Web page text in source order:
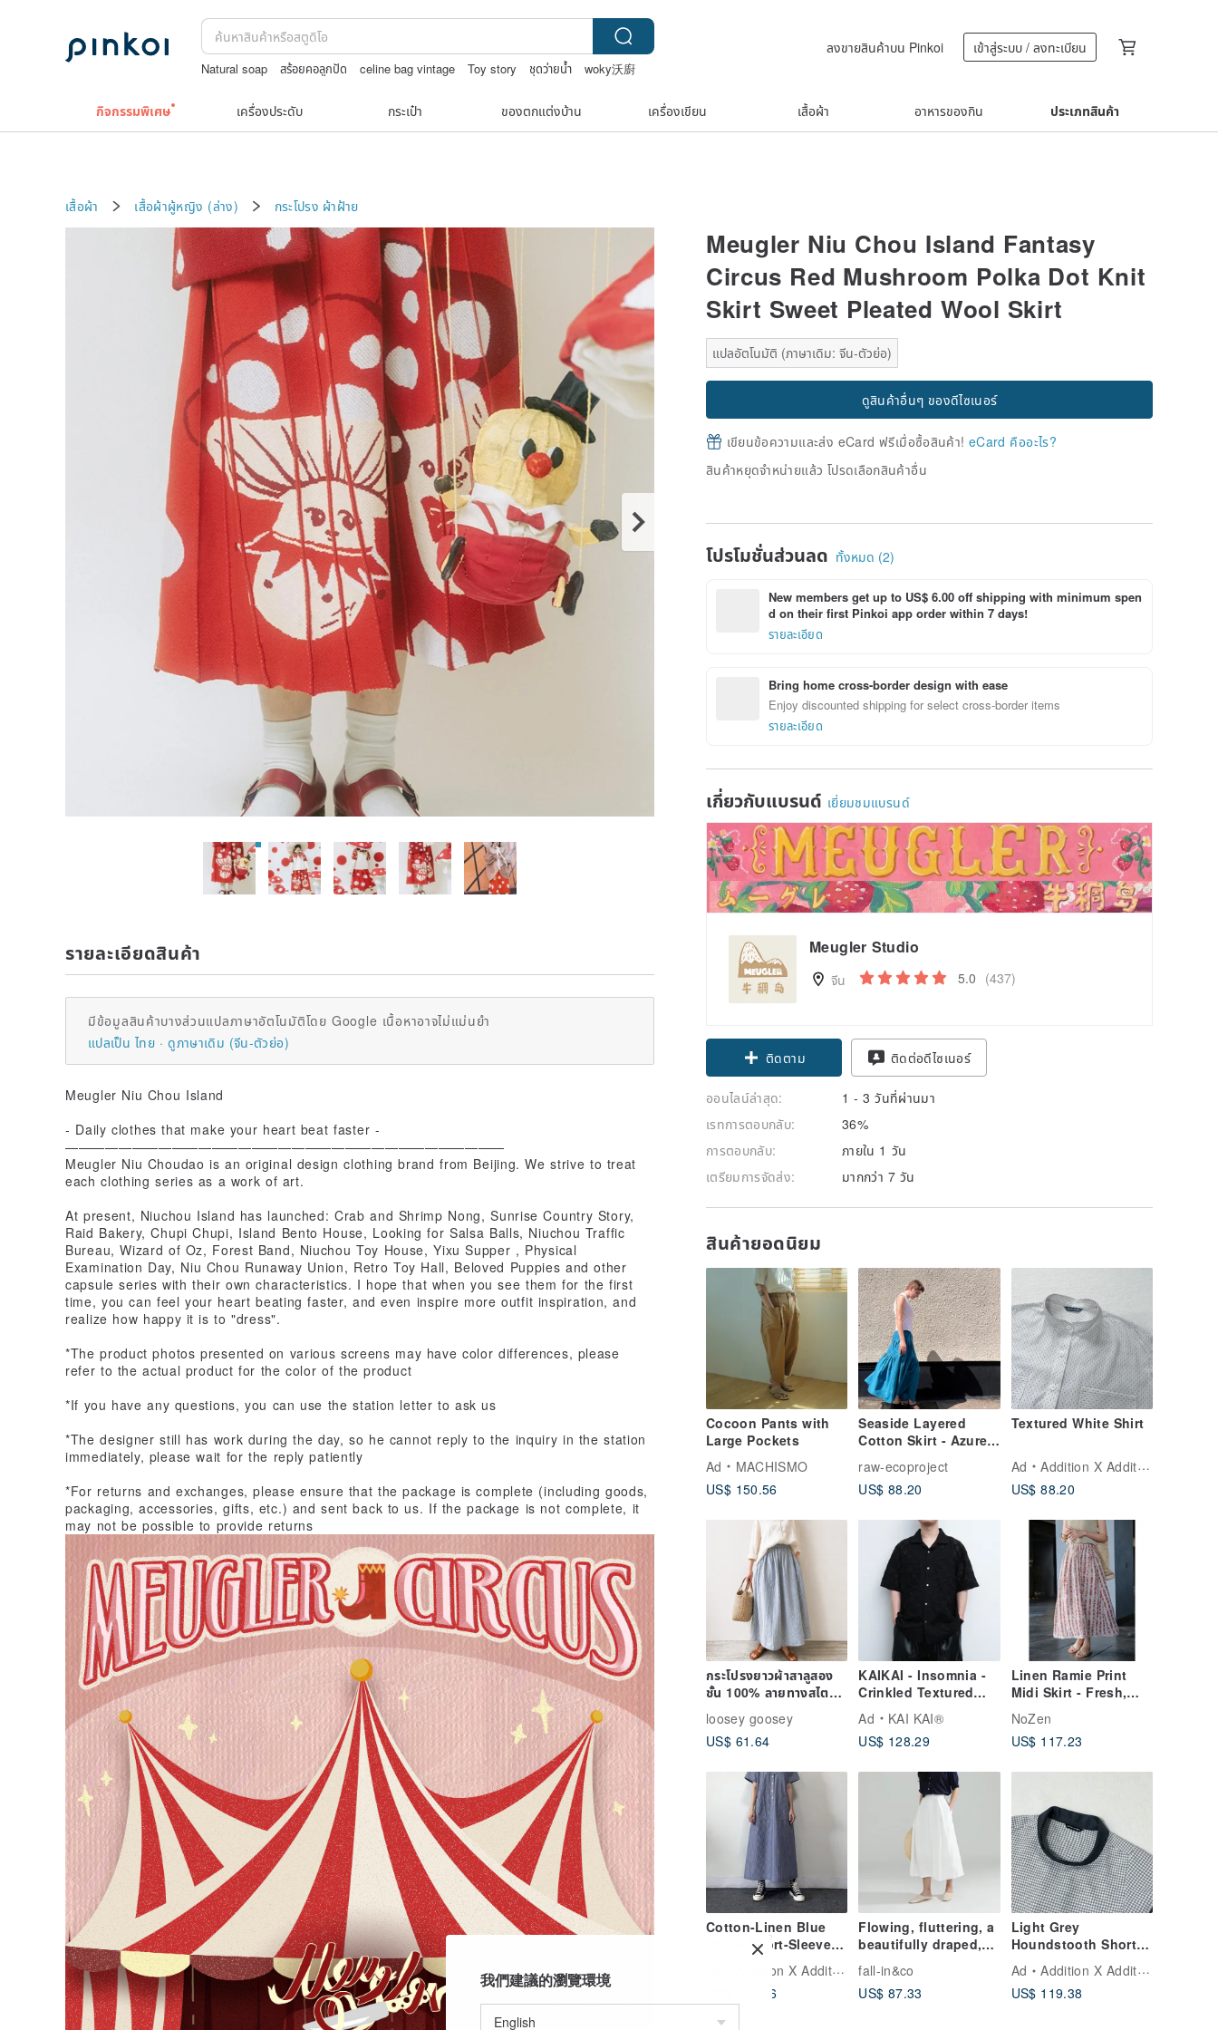
Natural soap สร้อยคอลูกปัด celine bag vintage Toy story ชุดว่ายน้ำ
woky沃廚
ลงขายสินค้าบน Pinkoi เข้าสู่ระบบ / ลงทะเบียน
กิจกรรมพิเศษ เครื่องประดับ กระเป๋า ของตกแต่งบ้าน เครื่องเขียน เสื้อผ้า อาหารของกิน ประเภทสินค้า
เสื้อผ้า เสื้อผ้าผู้หญิง (ล่าง) กระโปรง ผ้าฝ้าย
Meugler Niu Chou Island Fantasy
Circus Red Mushroom Polka Dot Knit
Skirt Sweet Pleated Wool Skirt
แปลอัตโนมัติ (ภาษาเดิม: จีน-ตัวย่อ)
ดูสินค้าอื่นๆ ของดีไซเนอร์
เขียนข้อความและส่ง eCard ฟรีเมื่อซื้อสินค้า! eCard คืออะไร?
สินค้าหยุดจำหน่ายแล้ว โปรดเลือกสินค้าอื่น
โปรโมชั่นส่วนลด ทั้งหมด (2)
New members get up to US$ 6.00 off shipping with minimum spen
d on their first Pinkoi app order within 7 days!
รายละเอียด
Bring home cross-border design with ease
Enjoy discounted shipping for select cross-border items
รายละเอียด
เกี่ยวกับแบรนด์ เยี่ยมชมแบรนด์
Meugler Studio
จีน 5.0 (437)
Claim coupon
ติดตาม
ติดต่อดีไซเนอร์
ออนไลน์ล่าสุด:
1 - 3 วันที่ผ่านมา
เรทการตอบกลับ:
36%
การตอบกลับ:
ภายใน 1 วัน
เตรียมการจัดส่ง:
มากกว่า 7 วัน
สินค้ายอดนิยม
Cocoon Pants with
Large Pockets
Ad
MACHISMO
US$ 150.56
Seaside Layered
Cotton Skirt - Azure
raw-ecoproject
US$ 88.20
Textured White Shirt
Ad
Addition X Addition
US$ 88.20
กระโปรงยาวผ้าสาลูสอง
ชั้น 100% ลายทางสไตล์
เดนิม
loosey goosey
US$ 61.64
KAIKAI - Insomnia -
Crinkled Textured
Cuban Shirt
Ad
KAI KAI®
US$ 128.29
Linen Ramie Print
Midi Skirt - Fresh,
Artistic, Natural,
Slimming -
Spring/Summer 2026
NoZen
US$ 117.23
Cotton-Linen Blue
Stripe Short-Sleeved
Addition X Addition
US$ 101.56
Flowing, fluttering, a
beautifully draped,
shapely skirt.
Cotton-Linen Skirt
Long Skirt White
fall-in&co
US$ 87.33
Light Grey
Houndstooth Short-
Sleeved Dress
Ad
Addition X Addition
US$ 119.38
รายละเอียดสินค้า
มีข้อมูลสินค้าบางส่วนแปลภาษาอัตโนมัติโดย Google เนื้อหาอาจไม่แม่นยำ
แปลเป็น ไทย
ดูภาษาเดิม (จีน-ตัวย่อ)
Meugler Niu Chou Island
- Daily clothes that make your heart beat faster -
—————————————————————————————————
Meugler Niu Choudao is an original design clothing brand from Beijing. We strive to treat
each clothing series as a work of art.
At present, Niuchou Island has launched: Crab and Shrimp Nong, Sunrise Country Story,
Raid Bakery, Chupi Chupi, Island Bento House, Looking for Salsa Balls, Niuchou Traffic
Bureau, Wizard of Oz, Forest Band, Niuchou Toy House, Yixu Supper , Physical
Examination Day, Niu Chou Runaway Union, Retro Toy Hall, Beloved Puppies and other
capsule series with their own characteristics. I hope that when you see them for the first
time, you can feel your heart beating faster, and even inspire more outfit inspiration, and
realize how happy it is to "dress".
*The product photos presented on various screens may have color differences, please
refer to the actual product for the color of the product
*If you have any questions, you can use the station letter to ask us
*The designer still has work during the day, so he cannot reply to the inquiry in the station
immediately, please wait for the reply patiently
*For returns and exchanges, please ensure that the package is complete (including goods,
packaging, accessories, gifts, etc.) and sent back to us. If the package is not complete, it
may not be possible to provide returns
我們建議的瀏覽環境